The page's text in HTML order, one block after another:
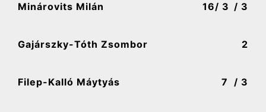
Minárovits Milán 16/ 3 / 3
Gajárszky-Tóth Zsombor 2
Filep-Kalló Máytyás 7 / 3